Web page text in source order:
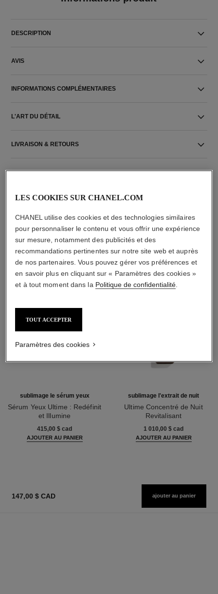
DESCRIPTION
AVIS
INFORMATIONS COMPLÉMENTAIRES
L'ART DU DÉTAIL
LIVRAISON & RETOURS
L'ACCORD PARFAIT
sublimage le sérum yeux
Sérum Yeux Ultime : Redéfinit
et Illumine
415,00 $ cad
AJOUTER AU PANIER
sublimage l'extrait de nuit
Ultime Concentré de Nuit
Revitalisant
1 010,00 $ cad
AJOUTER AU PANIER
147,00 $ CAD ajouter au panier
LES COOKIES SUR CHANEL.COM
CHANEL utilise des cookies et des technologies similaires
pour personnaliser le contenu et vous offrir une expérience
sur mesure, notamment des publicités et des
recommandations pertinentes sur notre site web et auprès
de nos partenaires. Vous pouvez gérer vos préférences et
en savoir plus en cliquant sur « Paramètres des cookies »
et à tout moment dans la Politique de confidentialité.
TOUT ACCEPTER
Paramètres des cookies